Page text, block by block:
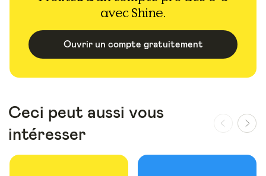
avec Shine.
Ouvrir un compte gratuitement
Ceci peut aussi vous
intéresser